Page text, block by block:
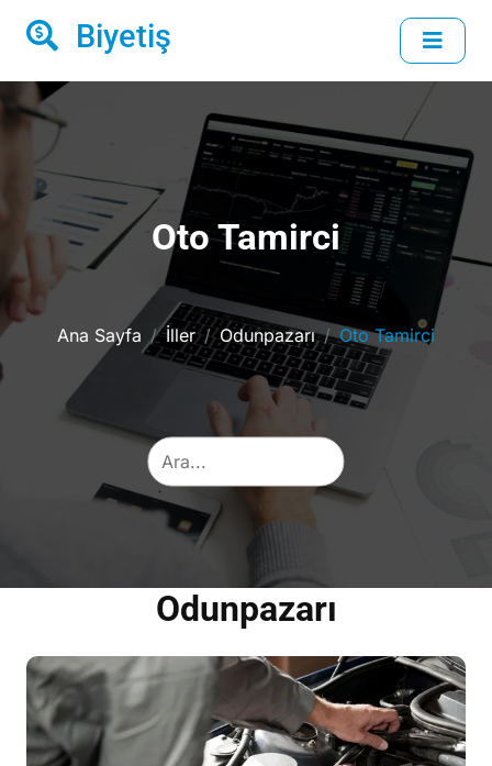
Biyetiş
Oto Tamirci
Ana Sayfa İller Odunpazarı Oto Tamirci
Odunpazarı